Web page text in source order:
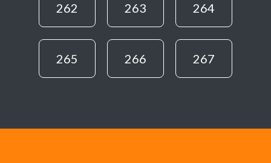
262 263 264
265 266 267